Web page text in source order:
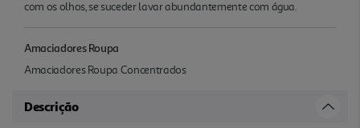
com os olhos, se suceder lavar abundantemente com água.
Amaciadores Roupa
Amaciadores Roupa Concentrados
Descrição